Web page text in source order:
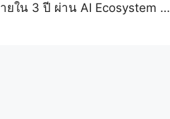
ยใน 3 ปี ผ่าน AI Ecosystem …